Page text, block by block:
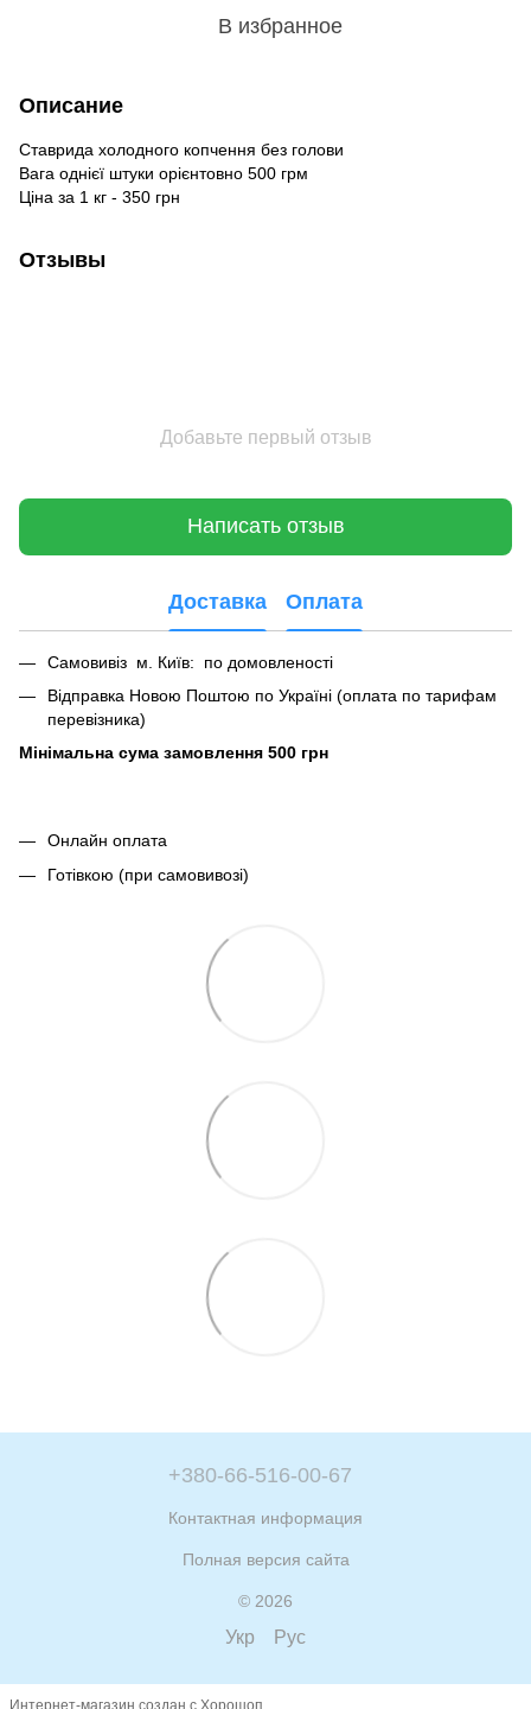
В избранное
Описание
Ставрида холодного копчення без голови
Вага однієї штуки орієнтовно 500 грм
Ціна за 1 кг - 350 грн
Отзывы
Добавьте первый отзыв
Написать отзыв
Доставка Оплата
Самовивіз м. Київ: по домовленості
Відправка Новою Поштою по Україні (оплата по тарифам
перевізника)
Мінімальна сума замовлення 500 грн
Онлайн оплата
Готівкою (при самовивозі)
+380-66-516-00-67
Контактная информация
Полная версия сайта
© 2026
Укр Рус